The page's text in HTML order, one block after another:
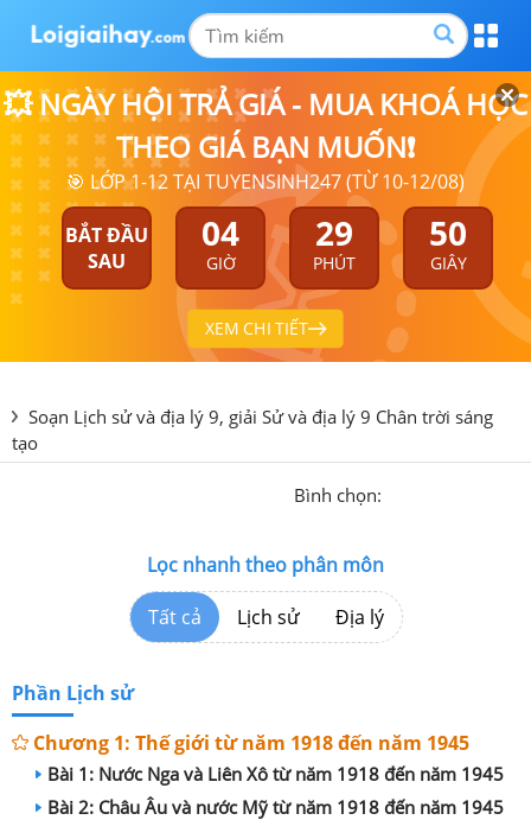
💥 NGÀY HỘI TRẢ GIÁ - MUA KHOÁ HỌC
THEO GIÁ BẠN MUỐN❗
🎯 LỚP 1-12 TẠI TUYENSINH247 (TỪ 10-12/08)
BẮT ĐẦU
SAU
04
GIỜ
29
PHÚT
49
GIÂY
XEM CHI TIẾT
Soạn Lịch sử và địa lý 9, giải Sử và địa lý 9 Chân trời sáng
tạo
Bình chọn:
Lọc nhanh theo phân môn
Tất cả
Lịch sử Địa lý
Phần Lịch sử
Chương 1: Thế giới từ năm 1918 đến năm 1945
Bài 1: Nước Nga và Liên Xô từ năm 1918 đến năm 1945
Bài 2: Châu Âu và nước Mỹ từ năm 1918 đến năm 1945